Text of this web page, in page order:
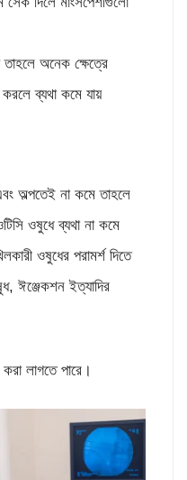
তাহলে অনেক ক্ষেত্রে
করলে ব্যথা কমে যায়
অল্পতেই না কমে তাহলে
ওষুধে ব্যথা না কমে
ওষুধের পরামর্শ দিতে
ঈঞ্জেকশন ইত্যাদির
লাগতে পারে।